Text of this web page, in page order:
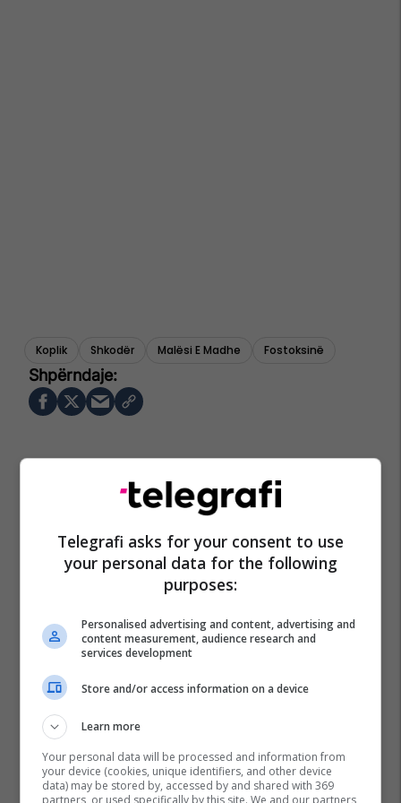
Koplik Shkodër Malësi E Madhe Fostoksinë
Telegrafi asks for your consent to use
your personal data for the following
purposes:
Personalised advertising and content, advertising and
content measurement, audience research and
services development
Store and/or access information on a device
Learn more
Your personal data will be processed and information from
your device (cookies, unique identifiers, and other device
data) may be stored by, accessed by and shared with 369
partners, or used specifically by this site. We and our partners